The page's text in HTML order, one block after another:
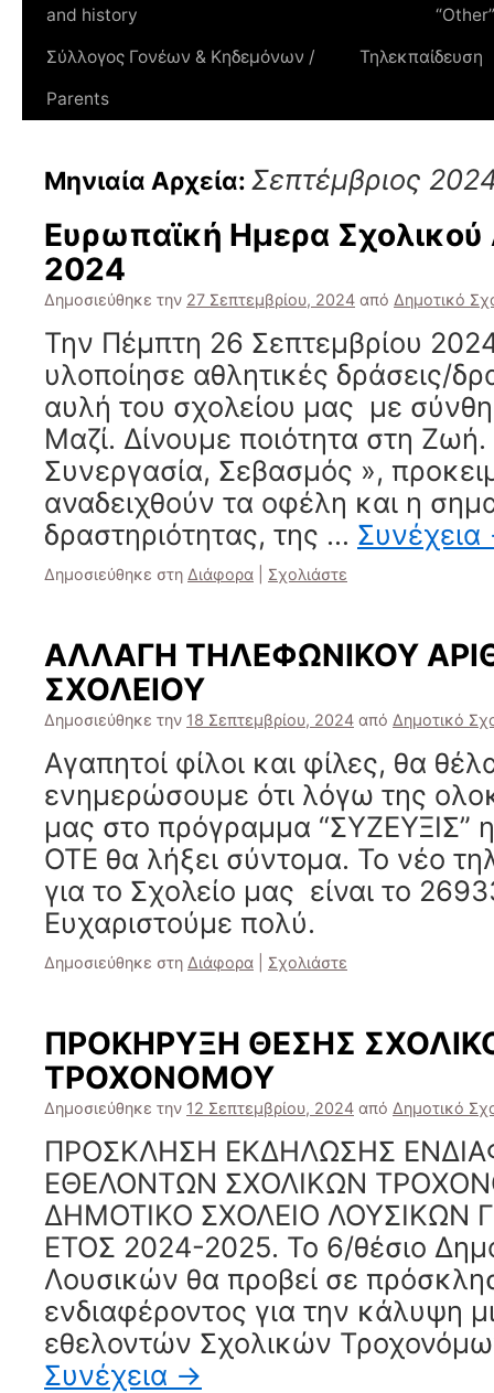
and history
“Other”
Σύλλογος Γονέων & Κηδεμόνων /
Parents
Τηλεκπαίδευση
Μηνιαία Αρχεία: Σεπτέμβριος
Ευρωπαϊκή Ημερα Σχολικού
2024
Δημοσιεύθηκε την 27 Σεπτεμβρίου, 2024 από Δημοτικό
Την Πέμπτη 26 Σεπτεμβρίου
υλοποίησε αθλητικές δράσεις/
αυλή του σχολείου μας με
Μαζί. Δίνουμε ποιότητα στη
Συνεργασία, Σεβασμός »,
αναδειχθούν τα οφέλη και η
δραστηριότητας, της … Συνέχεια
Δημοσιεύθηκε στη Διάφορα Σχολιάστε
ΑΛΛΑΓΗ ΤΗΛΕΦΩΝΙΚΟΥ
ΣΧΟΛΕΙΟΥ
Δημοσιεύθηκε την 18 Σεπτεμβρίου, 2024 από Δημοτικό
Αγαπητοί φίλοι και φίλες, θα
ενημερώσουμε ότι λόγω της
μας στο πρόγραμμα “ΣΥΖΕΥΞΙΣ”
ΟΤΕ θα λήξει σύντομα. Το νέο
για το Σχολείο μας είναι το
Ευχαριστούμε πολύ.
Δημοσιεύθηκε στη Διάφορα Σχολιάστε
ΠΡΟΚΗΡΥΞΗ ΘΕΣΗΣ
ΤΡΟΧΟΝΟΜΟΥ
Δημοσιεύθηκε την 12 Σεπτεμβρίου, 2024 από Δημοτικό
ΠΡΟΣΚΛΗΣΗ ΕΚΔΗΛΩΣΗΣ
ΕΘΕΛΟΝΤΩΝ ΣΧΟΛΙΚΩΝ
ΔΗΜΟΤΙΚΟ ΣΧΟΛΕΙΟ ΛΟΥΣΙΚΩΝ
ΕΤΟΣ 2024-2025. Το 6/θέσιο
Λουσικών θα προβεί σε
ενδιαφέροντος για την κάλυψη
εθελοντών Σχολικών
Συνέχεια →